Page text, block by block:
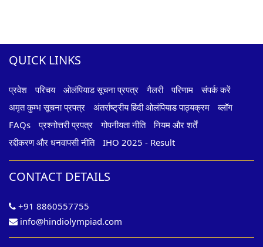
QUICK LINKS
प्रवेश परिचय ओलंपियाड सूचना प्रपत्र गैलरी परिणाम
संपर्क करें
अमृत कुम्भ सूचना प्रपत्र
अंतर्राष्ट्रीय हिंदी ओलंपियाड पाठ्यक्रम
ब्लॉग
FAQs
प्रश्नोत्तरी प्रपत्र गोपनीयता नीति
नियम और शर्तें
रद्दीकरण और धनवापसी नीति
IHO 2025 - Result
CONTACT DETAILS
+91 8860557755
info@hindiolympiad.com